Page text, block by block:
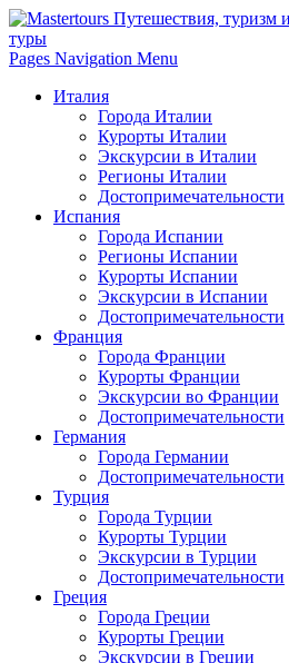
Pages Navigation Menu
Италия
Города Италии
Курорты Италии
Экскурсии в Италии
Регионы Италии
Достопримечательности
Испания
Города Испании
Регионы Испании
Курорты Испании
Экскурсии в Испании
Достопримечательности
Франция
Города Франции
Курорты Франции
Экскурсии во Франции
Достопримечательности
Германия
Города Германии
Достопримечательности
Турция
Города Турции
Курорты Турции
Экскурсии в Турции
Достопримечательности
Греция
Города Греции
Курорты Греции
Экскурсии в Греции